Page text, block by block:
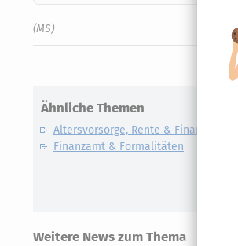
(MS)
Ähnliche Themen
Altersvorsorge, Rente & Finanzen
Finanzamt & Formalitäten
Weitere News zum Thema